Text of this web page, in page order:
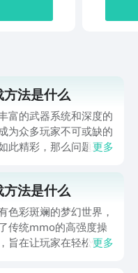
法是什么
富的武器系统和深度的
为众多玩家不可或缺的
此精彩，那么问题来
载方法，若想亲自体验
那就去九游平台下载，
多的平台，属于阿里巴
品，大平台有保障。目
更多
法是什么
色彩斑斓的梦幻世界，
传统mmo的高强度操
旨在让玩家在轻松愉悦
更多